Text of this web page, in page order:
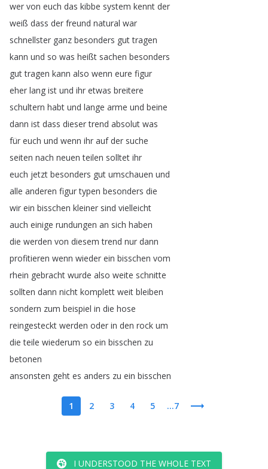
wer von euch das kibbe system kennt der
weiß dass der freund natural war
schnellster ganz besonders gut tragen
kann und so was heißt sachen besonders
gut tragen kann also wenn eure figur
eher lang ist und ihr etwas breitere
schultern habt und lange arme und beine
dann ist dass dieser trend absolut was
für euch und wenn ihr auf der suche
seiten nach neuen teilen solltet ihr
euch jetzt besonders gut umschauen und
alle anderen figur typen besonders die
wir ein bisschen kleiner sind vielleicht
auch einige rundungen an sich haben
die werden von diesem trend nur dann
profitieren wenn wieder ein bisschen vom
rhein gebracht wurde also weite schnitte
sollten dann nicht komplett weit bleiben
sondern zum beispiel in die hose
reingesteckt werden oder in den rock um
die teile wiederum so ein bisschen zu
betonen
ansonsten geht es anders zu ein bisschen
1 2 3 4 5 ...7
I UNDERSTOOD THE WHOLE TEXT